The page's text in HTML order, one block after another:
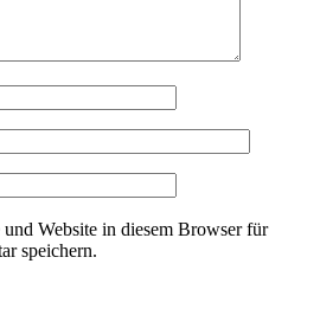
Website in diesem Browser für
speichern.